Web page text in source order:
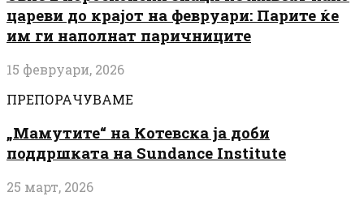
цареви до крајот на февруари: Парите ќе
им ги наполнат паричниците
15 февруари, 2026
ПРЕПОРАЧУВАМЕ
„Мамутите“ на Котевска ја доби
поддршката на Sundance Institute
25 март, 2026